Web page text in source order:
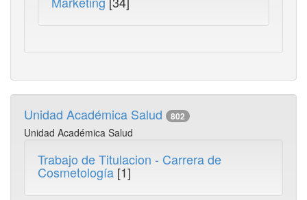
Unidad Académica Salud 802
Unidad Académica Salud
Trabajo de Titulacion - Carrera de
Cosmetología [1]